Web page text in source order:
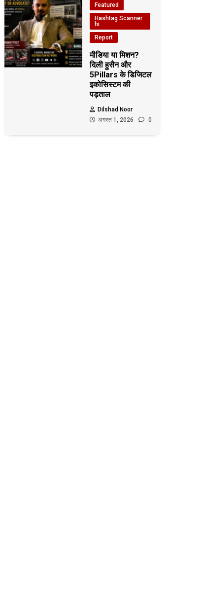
Featured
Hashtag Scanner
hi
Report
मीडिया या मिशन?
दिली हुसैन और
5Pillars के डिजिटल
इकोसिस्टम की
पड़ताल
Dilshad Noor
अगस्त 1, 2026
0